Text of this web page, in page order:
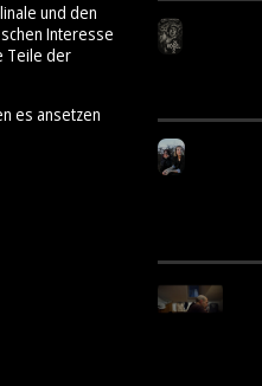
und den
Interesse
Teile der
es ansetzen